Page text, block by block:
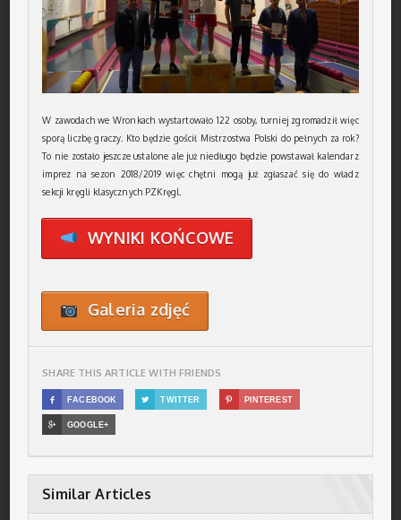
W zawodach we Wronkach wystartowało 122 osoby, turniej zgromadził więc
sporą liczbę graczy. Kto będzie gościł Mistrzostwa Polski do pełnych za rok?
To nie zostało jeszcze ustalone ale już niedługo będzie powstawał kalendarz
imprez na sezon 2018/2019 więc chętni mogą już zgłaszać się do władz
sekcji kręgli klasycznych PZKręgl.
WYNIKI KOŃCOWE
Galeria zdjęć
SHARE THIS ARTICLE WITH FRIENDS
 FACEBOOK  TWITTER  PINTEREST
 GOOGLE+
Similar Articles